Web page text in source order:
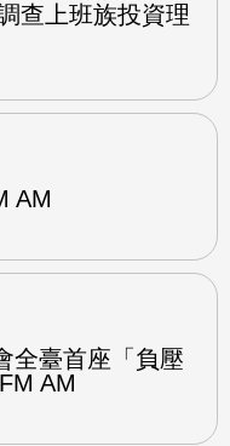
查上班族投資理
AM
全臺首座「負壓
AM